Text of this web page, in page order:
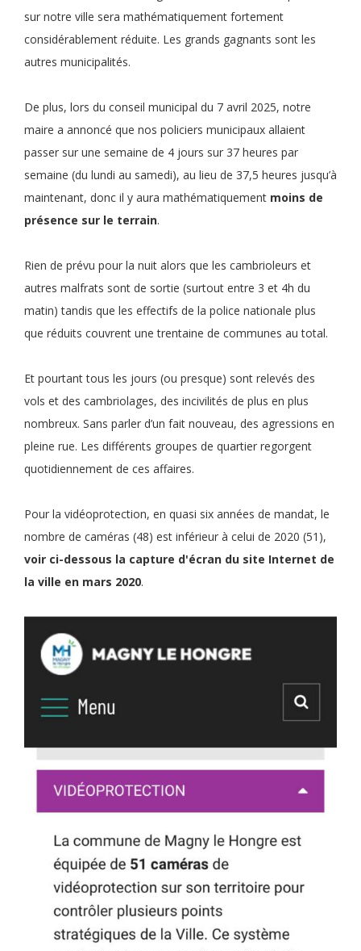
sur notre ville sera mathématiquement fortement
considérablement réduite. Les grands gagnants sont les
autres municipalités.
De plus, lors du conseil municipal du 7 avril 2025, notre
maire a annoncé que nos policiers municipaux allaient
passer sur une semaine de 4 jours sur 37 heures par
semaine (du lundi au samedi), au lieu de 37,5 heures jusqu’à
maintenant, donc il y aura mathématiquement moins de
présence sur le terrain.
Rien de prévu pour la nuit alors que les cambrioleurs et
autres malfrats sont de sortie (surtout entre 3 et 4h du
matin) tandis que les effectifs de la police nationale plus
que réduits couvrent une trentaine de communes au total.
Et pourtant tous les jours (ou presque) sont relevés des
vols et des cambriolages, des incivilités de plus en plus
nombreux. Sans parler d’un fait nouveau, des agressions en
pleine rue. Les différents groupes de quartier regorgent
quotidiennement de ces affaires.
Pour la vidéoprotection, en quasi six années de mandat, le
nombre de caméras (48) est inférieur à celui de 2020 (51),
voir ci-dessous la capture d'écran du site Internet de
la ville en mars 2020.